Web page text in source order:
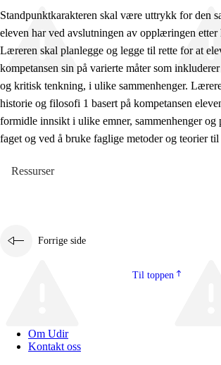
Standpunktkarakteren skal være uttrykk for den
eleven har ved avslutningen av opplæringen
Læreren skal planlegge og legge til rette for at
kompetansen sin på varierte måter som
og kritisk tenkning, i ulike sammenhenger.
historie og filosofi 1 basert på kompetansen
formidle innsikt i ulike emner, sammenhenger og
faget og ved å bruke faglige metoder og teorier til
Ressurser
Forrige side
Til toppen
Om Udir
Kontakt oss